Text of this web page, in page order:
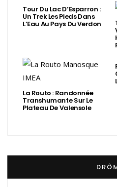
Tour Du Lac D’Esparron :
Un Trek Les Pieds Dans
L’Eau Au Pays Du Verdon
La Routo : Randonnée
Transhumante Sur Le
Plateau De Valensole